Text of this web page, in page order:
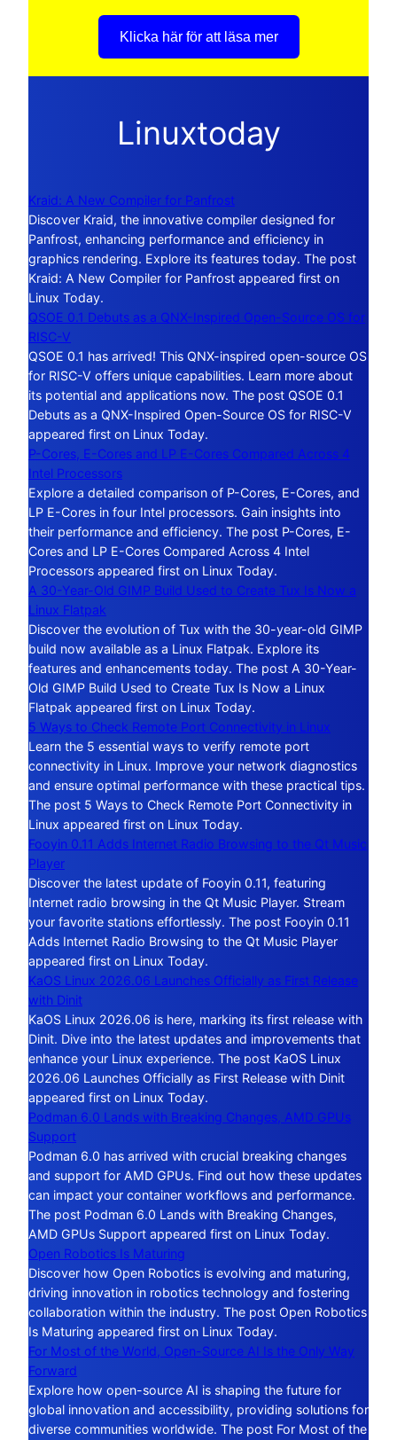
Klicka här för att läsa mer
Linuxtoday
Kraid: A New Compiler for Panfrost
Discover Kraid, the innovative compiler designed for
Panfrost, enhancing performance and efficiency in
graphics rendering. Explore its features today. The post
Kraid: A New Compiler for Panfrost appeared first on
Linux Today.
QSOE 0.1 Debuts as a QNX-Inspired Open-Source OS for
RISC-V
QSOE 0.1 has arrived! This QNX-inspired open-source OS
for RISC-V offers unique capabilities. Learn more about
its potential and applications now. The post QSOE 0.1
Debuts as a QNX-Inspired Open-Source OS for RISC-V
appeared first on Linux Today.
P-Cores, E-Cores and LP E-Cores Compared Across 4
Intel Processors
Explore a detailed comparison of P-Cores, E-Cores, and
LP E-Cores in four Intel processors. Gain insights into
their performance and efficiency. The post P-Cores, E-
Cores and LP E-Cores Compared Across 4 Intel
Processors appeared first on Linux Today.
A 30-Year-Old GIMP Build Used to Create Tux Is Now a
Linux Flatpak
Discover the evolution of Tux with the 30-year-old GIMP
build now available as a Linux Flatpak. Explore its
features and enhancements today. The post A 30-Year-
Old GIMP Build Used to Create Tux Is Now a Linux
Flatpak appeared first on Linux Today.
5 Ways to Check Remote Port Connectivity in Linux
Learn the 5 essential ways to verify remote port
connectivity in Linux. Improve your network diagnostics
and ensure optimal performance with these practical tips.
The post 5 Ways to Check Remote Port Connectivity in
Linux appeared first on Linux Today.
Fooyin 0.11 Adds Internet Radio Browsing to the Qt Music
Player
Discover the latest update of Fooyin 0.11, featuring
Internet radio browsing in the Qt Music Player. Stream
your favorite stations effortlessly. The post Fooyin 0.11
Adds Internet Radio Browsing to the Qt Music Player
appeared first on Linux Today.
KaOS Linux 2026.06 Launches Officially as First Release
with Dinit
KaOS Linux 2026.06 is here, marking its first release with
Dinit. Dive into the latest updates and improvements that
enhance your Linux experience. The post KaOS Linux
2026.06 Launches Officially as First Release with Dinit
appeared first on Linux Today.
Podman 6.0 Lands with Breaking Changes, AMD GPUs
Support
Podman 6.0 has arrived with crucial breaking changes
and support for AMD GPUs. Find out how these updates
can impact your container workflows and performance.
The post Podman 6.0 Lands with Breaking Changes,
AMD GPUs Support appeared first on Linux Today.
Open Robotics Is Maturing
Discover how Open Robotics is evolving and maturing,
driving innovation in robotics technology and fostering
collaboration within the industry. The post Open Robotics
Is Maturing appeared first on Linux Today.
For Most of the World, Open-Source AI Is the Only Way
Forward
Explore how open-source AI is shaping the future for
global innovation and accessibility, providing solutions for
diverse communities worldwide. The post For Most of the